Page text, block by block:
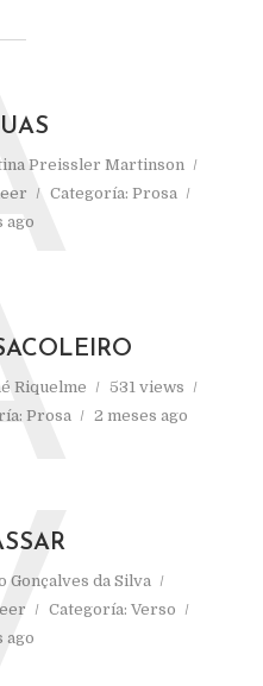
Preissler Martinson
Categoría: Prosa
ago
Riquelme
531 views
Prosa 2 meses ago
Gonçalves da Silva
Categoría: Verso
ago